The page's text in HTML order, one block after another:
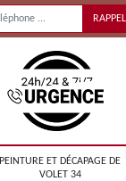
PEINTURE ET DÉCAPAGE DE
VOLET 34